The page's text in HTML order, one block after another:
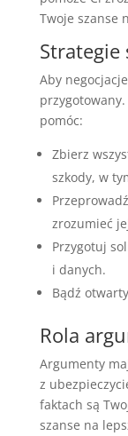
Twoje szanse
Strategie
Aby
pomóc:
Zbierz
szkody, w
zrozumieć
Przygotuj
i danych.
Bądź
Rola
Argumenty
z
faktach są
szanse na